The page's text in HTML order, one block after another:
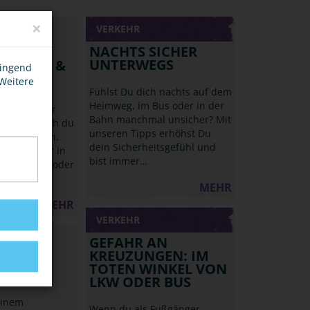
ZÜGE &
oder
bist auch du
gefahren.
du sogar in
Bahnhofs oder
MEHR
VERKEHR
NACHTS SICHER
UNTERWEGS
Fühlst Du dich nachts auf dem
Heimweg, im Bus oder in der
Bahn manchmal unsicher? Mit
unseren Tipps erhöhst Du
dein Sicherheitsgefühl und
bist immer…
MEHR
VERKEHR
GEFAHR AN
KREUZUNGEN: IM
TOTEN WINKEL VON
LKW ODER BUS
×